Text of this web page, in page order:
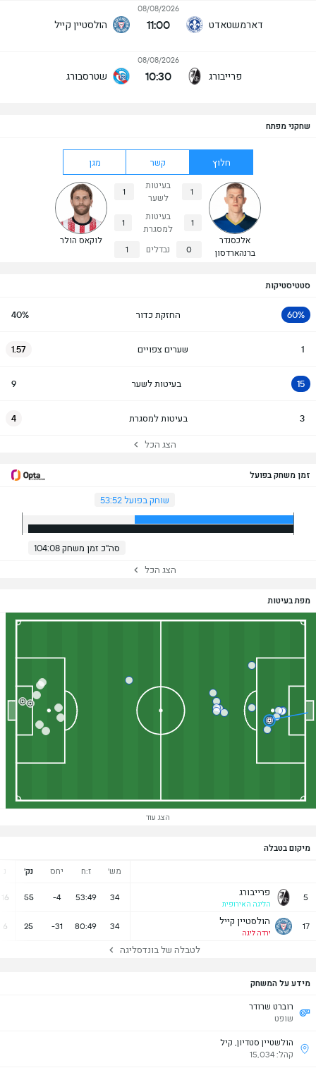
דארמשטאדט
08/08/2026
11:00 הולסטיין קייל
פרייבורג
08/08/2026
10:30 שטרסבורג
שחקני מפתח
חלוץ קשר מגן
אלכסנדר
ברנהארדסון
1
בעיטות
לשער
1
1
בעיטות
למסגרת
1
0 נבדלים 1
לוקאס הולר
סטטיסטיקות
60% החזקת כדור 40%
1 שערים צפויים 1.57
15 בעיטות לשער 9
3 בעיטות למסגרת 4
הצג הכל
זמן משחק בפועל
שוחק בפועל 53:52
סה"כ זמן משחק 104:08
הצג הכל
מפת בעיטות
הצג עוד
מיקום בטבלה
מש' ז:ח יחס נק' נ
5 פרייבורג
הליגה האירופית
34
53:49
-4
55
16
17 הולסטיין קייל
ירדה ליגה
34
80:49
-31
25
6
לטבלה של בונדסליגה
מידע על המשחק
רוברט שרודר
שופט
הולשטיין סטדיון, קיל
קהל: 15,034